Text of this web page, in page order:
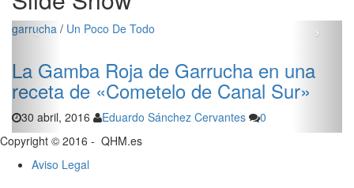
carboneras/ Un Poco De Todo
‹ ›